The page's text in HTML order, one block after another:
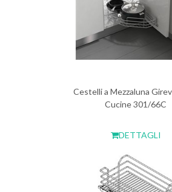
Cestelli a Mezzaluna
Cucine 301/66C
DETTAGLI